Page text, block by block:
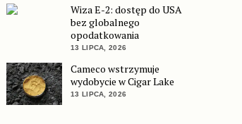
Wiza E-2: dostęp do USA
bez globalnego
opodatkowania
13 LIPCA, 2026
Cameco wstrzymuje
wydobycie w Cigar Lake
13 LIPCA, 2026